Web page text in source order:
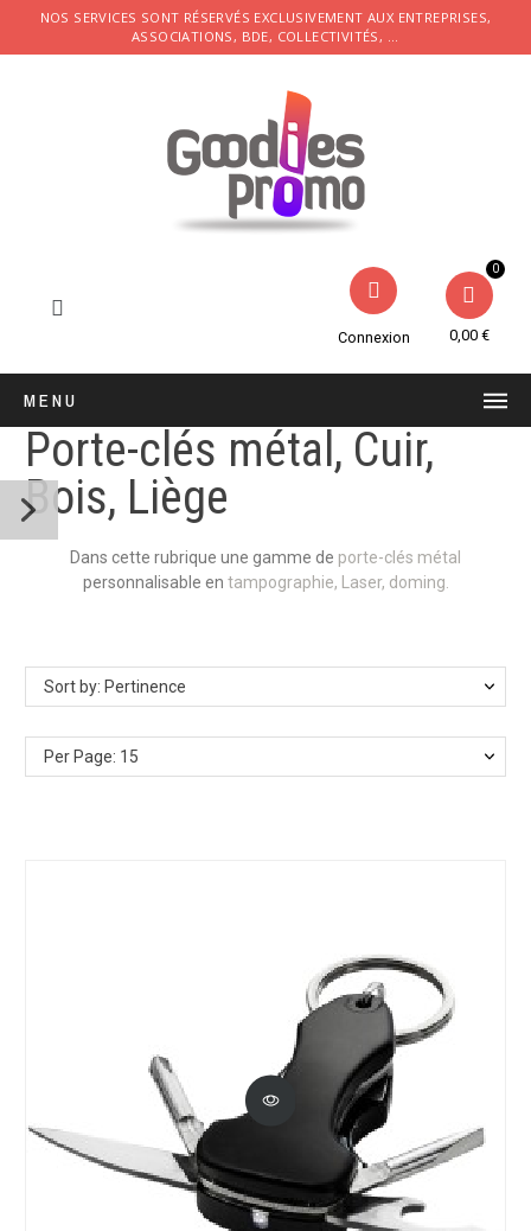
NOS SERVICES SONT RÉSERVÉS EXCLUSIVEMENT AUX ENTREPRISES,
ASSOCIATIONS, BDE, COLLECTIVITÉS, ...
Connexion 0,00 €
MENU
Porte-clés métal, Cuir,
Bois, Liège
Dans cette rubrique une gamme de porte-clés métal
personnalisable en tampographie, Laser, doming.
Sort by: Pertinence
Per Page: 15